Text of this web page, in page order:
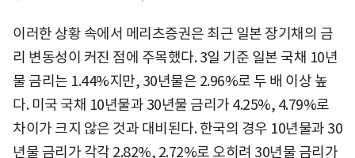
이러한 상황 속에서 메리츠증권은 최근 일본 장기채의 금
리 변동성이 커진 점에 주목했다. 3일 기준 일본 국채 10년
물 금리는 1.44%지만, 30년물은 2.96%로 두 배 이상 높
다. 미국 국채 10년물과 30년물 금리가 4.25%, 4.79%로
차이가 크지 않은 것과 대비된다. 한국의 경우 10년물과 30
년물 금리가 각각 2.82%, 2.72%로 오히려 30년물 금리가